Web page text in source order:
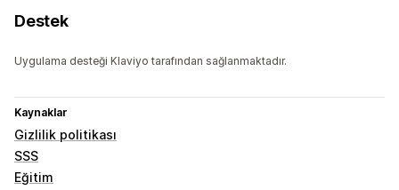
Destek
Uygulama desteği Klaviyo tarafından sağlanmaktadır.
Kaynaklar
Gizlilik politikası
SSS
Eğitim